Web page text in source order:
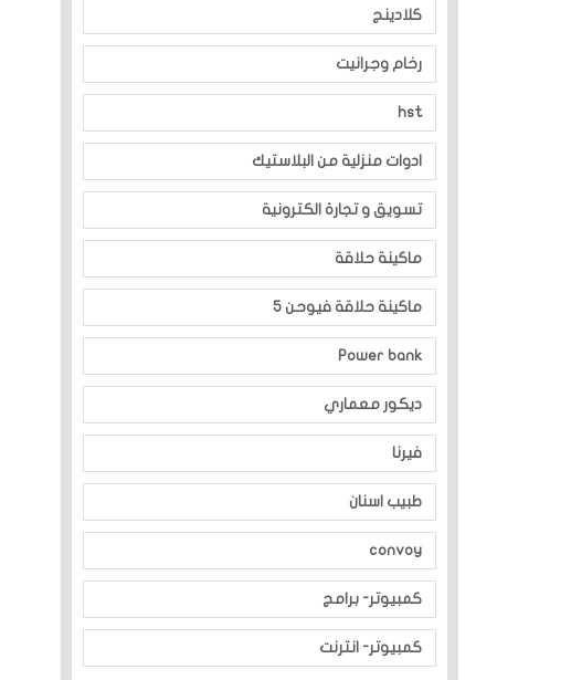
كلادينج
رخام وجرانيت
hst
ادوات منزلية من البلاستيك
تسويق و تجارة الكترونية
ماكينة حلاقة
ماكينة حلاقة فيوحن 5
Power bank
ديكور معماري
فيرنا
طبيب اسنان
convoy
كمبيوتر- برامج
كمبيوتر- انترنت